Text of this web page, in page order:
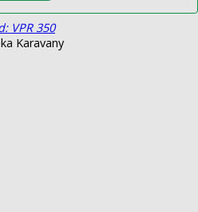
VPR 350